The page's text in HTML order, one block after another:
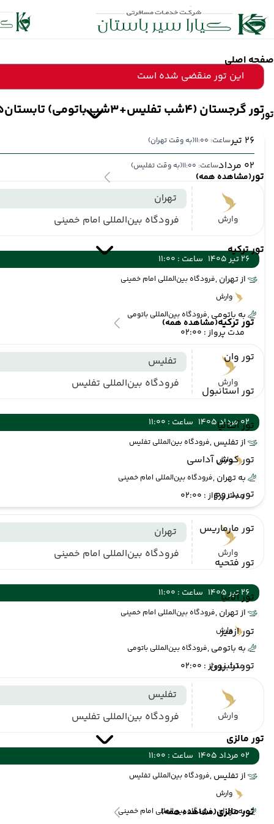
صفحه اصلی
تور
تور(مشاهده همه)
تور ترکیه
تور ترکیه(مشاهده همه)
تور وان
تور استانبول
تور آنتالیا
تور کوش آداسی
تور بدروم
تور مارماریس
تور فتحیه
تور آلانیا
تور ازمیر
تور ترابزون
تور مالزی
تور مالزی(مشاهده همه)
این تور منقضی شده است
تور گرجستان (4شب تفلیس+3شب باتومی) تابستان1405
26 تیر ساعت: 11:00 (به وقت تهران)
02 مرداد ساعت: 11:00 (به وقت تفلیس)
وارش
تهران
فرودگاه بین‌المللی امام خمینی
26 تیر 1405
ساعت : 11:00
از تهران ,فرودگاه بین‌المللی امام خمینی
وارش
به باتومی ,فرودگاه بین‌المللی باتومی
مدت پرواز : 02:00
وارش
تفلیس
فرودگاه بین‌المللی تفلیس
02 مرداد 1405
ساعت : 11:00
از تفلیس ,فرودگاه بین‌المللی تفلیس
وارش
به تهران ,فرودگاه بین‌المللی امام خمینی
مدت پرواز : 02:00
وارش
تهران
فرودگاه بین‌المللی امام خمینی
26 تیر 1405
ساعت : 11:00
از تهران ,فرودگاه بین‌المللی امام خمینی
وارش
به باتومی ,فرودگاه بین‌المللی باتومی
مدت پرواز : 02:00
وارش
تفلیس
فرودگاه بین‌المللی تفلیس
02 مرداد 1405
ساعت : 11:00
از تفلیس ,فرودگاه بین‌المللی تفلیس
وارش
به تهران ,فرودگاه بین‌المللی امام خمینی